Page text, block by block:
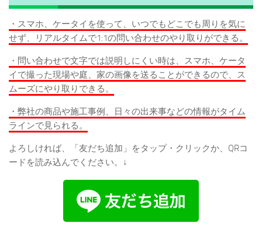
・スマホ、ケータイを使って、いつでもどこでも周りを気に
せず、リアルタイムで1:1の問い合わせのやり取りができる。
・問い合わせで文字では説明しにくい時は、スマホ、ケータ
イで撮った現場や庭、家の画像を送ることができるので、ス
ムーズにやり取りできる。
・弊社の商品や施工事例、日々の出来事などの情報がタイム
ラインで見られる。
よろしければ、「友だち追加」をタップ・クリックか、QRコ
ードを読み込んでください。↓